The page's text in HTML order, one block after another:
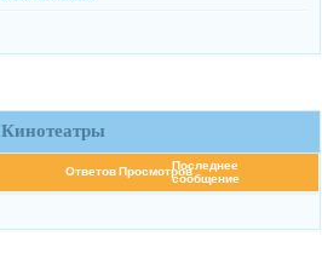
Кинотеатры
ОтветовПросмотровПоследнее
сообщение